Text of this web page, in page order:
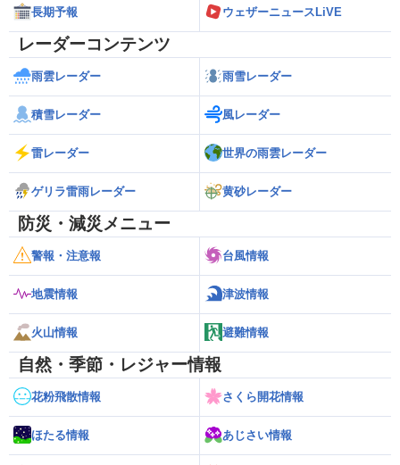
長期予報 ウェザーニュースLiVE
レーダーコンテンツ
雨雲レーダー 雨雪レーダー
積雪レーダー 風レーダー
雷レーダー 世界の雨雲レーダー
ゲリラ雷雨レーダー 黄砂レーダー
防災・減災メニュー
警報・注意報 台風情報
地震情報 津波情報
火山情報 避難情報
自然・季節・レジャー情報
花粉飛散情報 さくら開花情報
ほたる情報 あじさい情報